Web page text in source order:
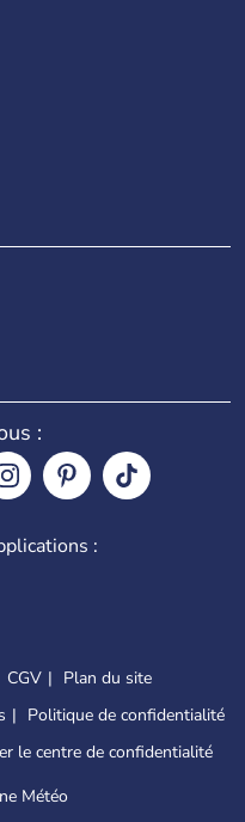
:
:
CGV
Plan du site
Politique de confidentialité
le centre de confidentialité
Météo